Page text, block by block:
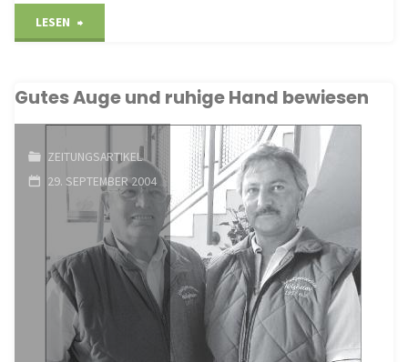
LESEN
Jahren
bereits
viel
bewegt"
Gutes Auge und ruhige Hand bewiesen
ZEITUNGSARTIKEL
29. SEPTEMBER 2004